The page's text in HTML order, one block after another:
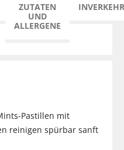
ZUTATEN
UND
ALLERGENE
Pastillen mit
reinigen spürbar sanft